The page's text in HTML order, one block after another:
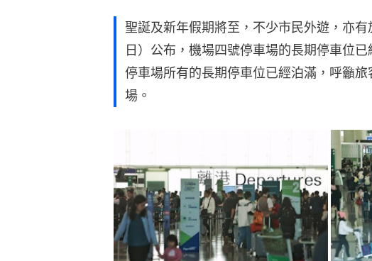
聖誕及新年假期將至，不少市民外遊，亦
日）公布，機場四號停車場的長期停車位
停車場所有的長期停車位已經泊滿，呼籲
場。